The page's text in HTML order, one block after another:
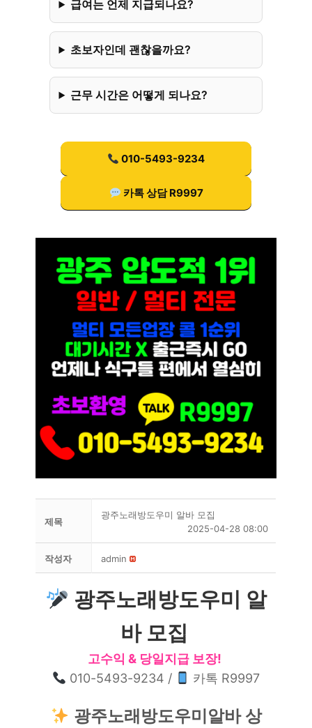
급여는 언제 지급되나요?
초보자인데 괜찮을까요?
근무 시간은 어떻게 되나요?
010-5493-9234
카톡 상담 R9997
제목
광주노래방도우미 알바 모집
2025-04-28 08:00
작성자 admin
광주노래방도우미 알
바 모집
고수익 & 당일지급 보장!
010-5493-9234 /
카톡 R9997
광주노래방도우미알바 상